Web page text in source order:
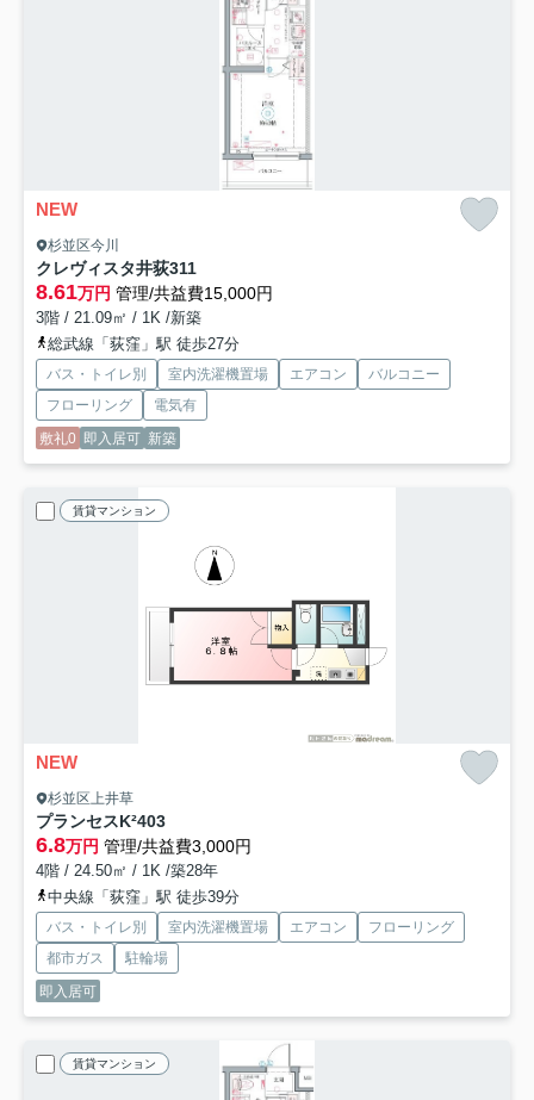
NEW
杉並区今川
クレヴィスタ井荻311
8.61万円 管理/共益費15,000円
3階 / 21.09㎡ / 1K /新築
総武線「荻窪」駅 徒歩27分
バス・トイレ別 室内洗濯機置場 エアコン
バルコニー
フローリング
電気有
敷礼0 即入居可 新築
賃貸マンション
NEW
杉並区上井草
プランセスK²403
6.8万円 管理/共益費3,000円
4階 / 24.50㎡ / 1K /築28年
中央線「荻窪」駅 徒歩39分
バス・トイレ別 室内洗濯機置場 エアコン
フローリング
都市ガス
駐輪場
即入居可
賃貸マンション